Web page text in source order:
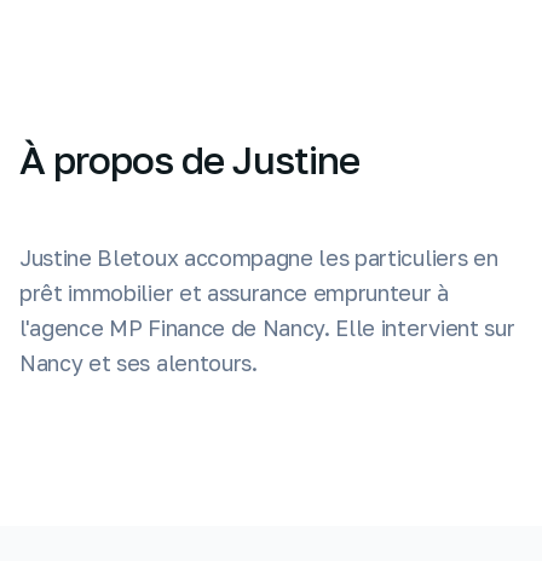
À propos de Justine
Justine Bletoux accompagne les particuliers en
prêt immobilier et assurance emprunteur à
l'agence MP Finance de Nancy. Elle intervient sur
Nancy et ses alentours.